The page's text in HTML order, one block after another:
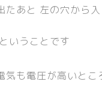
たあと 左の穴から
いうことです
気も電圧が高いとこ